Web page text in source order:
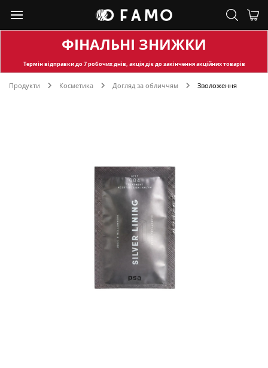
ФІНАЛЬНІ ЗНИЖКИ
Термін відправкидо 7 робочих днів, акція діє до закінчення акційних товарів
Продукти Косметика Догляд за обличчям Зволоження